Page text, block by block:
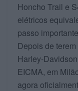
Honcho Trail e
elétricos
passo
Depois de
Harley-
EICMA, em
agora